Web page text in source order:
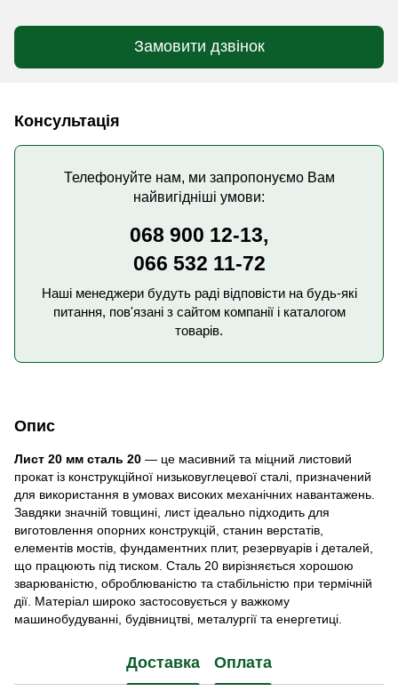
Замовити дзвінок
Консультація
Телефонуйте нам, ми запропонуємо Вам
найвигідніші умови:
068 900 12-13,
066 532 11-72
Наші менеджери будуть раді відповісти на будь-які
питання, пов'язані з сайтом компанії і каталогом
товарів.
Опис
Лист 20 мм сталь 20 — це масивний та міцний листовий
прокат із конструкційної низьковуглецевої сталі, призначений
для використання в умовах високих механічних навантажень.
Завдяки значній товщині, лист ідеально підходить для
виготовлення опорних конструкцій, станин верстатів,
елементів мостів, фундаментних плит, резервуарів і деталей,
що працюють під тиском. Сталь 20 вирізняється хорошою
зварюваністю, оброблюваністю та стабільністю при термічній
дії. Матеріал широко застосовується у важкому
машинобудуванні, будівництві, металургії та енергетиці.
Доставка Оплата